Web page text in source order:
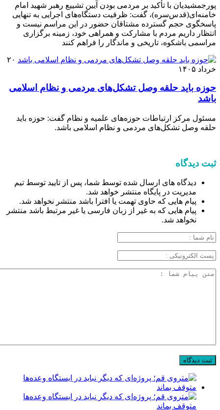
پورجمشیدیان با تأکید بر مردمی بودن آیین تشییع رهبر شهید امام
خامنه‌ای(قدس‌سره)، گفت: ظرفیت دستگاه‌های اجرایی به تنهایی
پاسخگوی حجم گسترده مشتاقان حضور در این مراسم نیست و
انتظار داریم مردم با مشارکت و همراهی خود، زمینه برگزاری
مراسمی باشکوه، تاریخی و ماندگار را فراهم کنند
۲۰
خرداد ۱۴۰۵
حوزه باید حلقه وصل تشکل‌های مردمی و نظام اسلامی
باشد
مسئول مرکز ارتباطات حوزه‌های علمیه و نظام گفت: حوزه باید
حلقه وصل تشکل‌های مردمی و نظام اسلامی باشد.
ثبت دیدگاه
دیدگاه های ارسال شده توسط شما، پس از تایید توسط تیم
مدیریت در پایگاه منتشر خواهد شد.
پیام هایی که حاوی تهمت یا افترا باشد منتشر نخواهد شد.
پیام هایی که به غیر از زبان فارسی یا غیر مرتبط باشد منتشر
نخواهد شد.